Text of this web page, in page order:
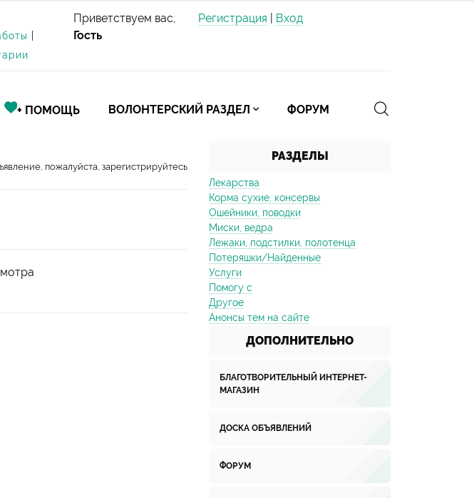
Приветствуем вас,
Гость
Регистрация Вход
+ ПОМОЩЬ ВОЛОНТЕРСКИЙ РАЗДЕЛ ФОРУМ
пожалуйста, зарегистрируйтесь
РАЗДЕЛЫ
Лекарства
Корма сухие, консервы
Ошейники, поводки
Миски, ведра
Лежаки, подстилки, полотенца
Потеряшки/Найденные
Услуги
Помогу с
Другое
Анонсы тем на сайте
ДОПОЛНИТЕЛЬНО
БЛАГОТВОРИТЕЛЬНЫЙ ИНТЕРНЕТ-
МАГАЗИН
ДОСКА ОБЪЯВЛЕНИЙ
ФОРУМ